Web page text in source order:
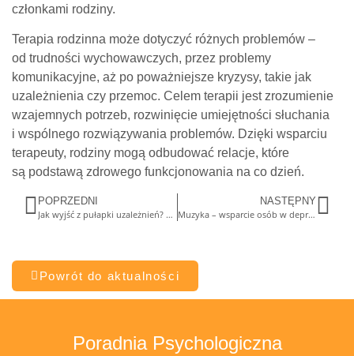
członkami rodziny.
Terapia rodzinna może dotyczyć różnych problemów –
od trudności wychowawczych, przez problemy
komunikacyjne, aż po poważniejsze kryzysy, takie jak
uzależnienia czy przemoc. Celem terapii jest zrozumienie
wzajemnych potrzeb, rozwinięcie umiejętności słuchania
i wspólnego rozwiązywania problemów. Dzięki wsparciu
terapeuty, rodziny mogą odbudować relacje, które
są podstawą zdrowego funkcjonowania na co dzień.
POPRZEDNI
Jak wyjść z pułapki uzależnień? Terapia uzależnień i współuzależnienia
NASTĘPNY
Muzyka – wsparcie osób w depresji
Powrót do aktualności
Poradnia Psychologiczna